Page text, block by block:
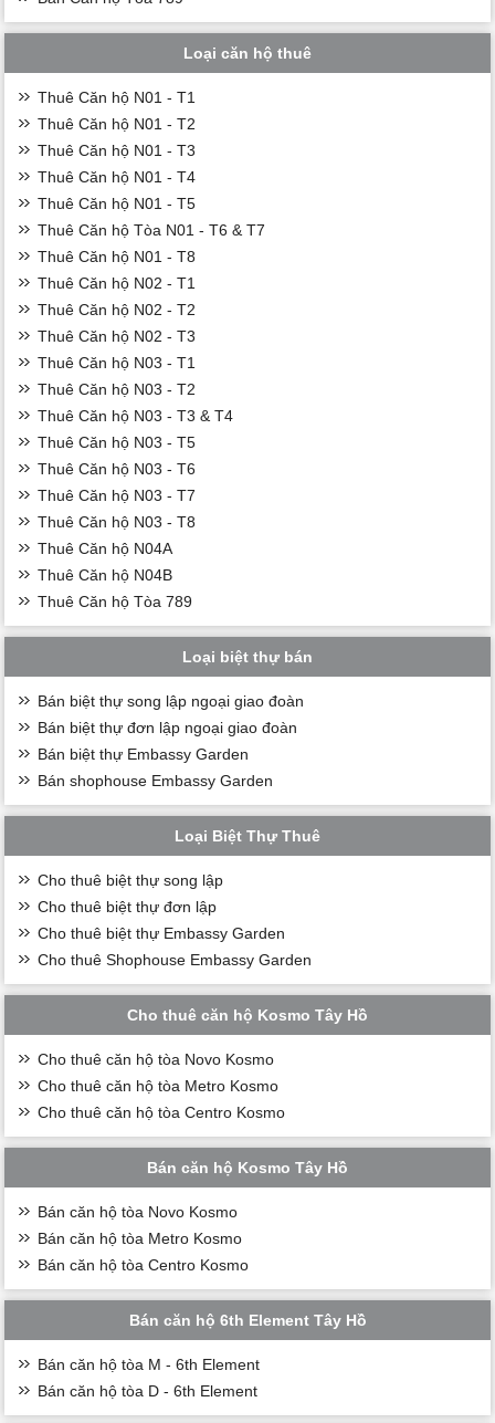
Loại căn hộ thuê
Thuê Căn hộ N01 - T1
Thuê Căn hộ N01 - T2
Thuê Căn hộ N01 - T3
Thuê Căn hộ N01 - T4
Thuê Căn hộ N01 - T5
Thuê Căn hộ Tòa N01 - T6 & T7
Thuê Căn hộ N01 - T8
Thuê Căn hộ N02 - T1
Thuê Căn hộ N02 - T2
Thuê Căn hộ N02 - T3
Thuê Căn hộ N03 - T1
Thuê Căn hộ N03 - T2
Thuê Căn hộ N03 - T3 & T4
Thuê Căn hộ N03 - T5
Thuê Căn hộ N03 - T6
Thuê Căn hộ N03 - T7
Thuê Căn hộ N03 - T8
Thuê Căn hộ N04A
Thuê Căn hộ N04B
Thuê Căn hộ Tòa 789
Loại biệt thự bán
Bán biệt thự song lập ngoại giao đoàn
Bán biệt thự đơn lập ngoại giao đoàn
Bán biệt thự Embassy Garden
Bán shophouse Embassy Garden
Loại Biệt Thự Thuê
Cho thuê biệt thự song lập
Cho thuê biệt thự đơn lập
Cho thuê biệt thự Embassy Garden
Cho thuê Shophouse Embassy Garden
Cho thuê căn hộ Kosmo Tây Hồ
Cho thuê căn hộ tòa Novo Kosmo
Cho thuê căn hộ tòa Metro Kosmo
Cho thuê căn hộ tòa Centro Kosmo
Bán căn hộ Kosmo Tây Hồ
Bán căn hộ tòa Novo Kosmo
Bán căn hộ tòa Metro Kosmo
Bán căn hộ tòa Centro Kosmo
Bán căn hộ 6th Element Tây Hồ
Bán căn hộ tòa M - 6th Element
Bán căn hộ tòa D - 6th Element